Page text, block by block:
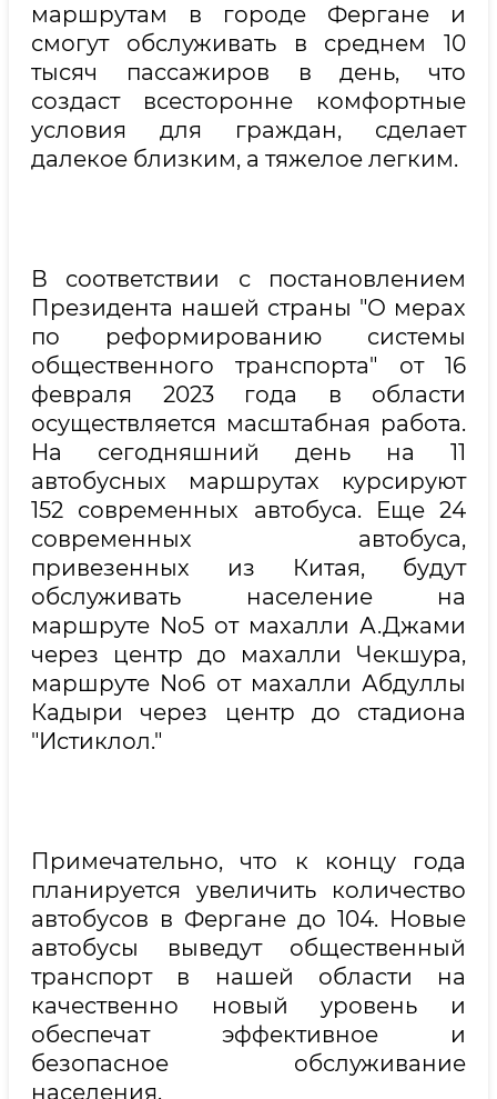
маршрутам в городе Фергане и
смогут обслуживать в среднем 10
тысяч пассажиров в день, что
создаст всесторонне комфортные
условия для граждан, сделает
далекое близким, а тяжелое легким.
В соответствии с постановлением
Президента нашей страны "О мерах
по реформированию системы
общественного транспорта" от 16
февраля 2023 года в области
осуществляется масштабная работа.
На сегодняшний день на 11
автобусных маршрутах курсируют
152 современных автобуса. Еще 24
современных автобуса,
привезенных из Китая, будут
обслуживать население на
маршруте No5 от махалли А.Джами
через центр до махалли Чекшура,
маршруте No6 от махалли Абдуллы
Кадыри через центр до стадиона
"Истиклол."
Примечательно, что к концу года
планируется увеличить количество
автобусов в Фергане до 104. Новые
автобусы выведут общественный
транспорт в нашей области на
качественно новый уровень и
обеспечат эффективное и
безопасное обслуживание
населения.